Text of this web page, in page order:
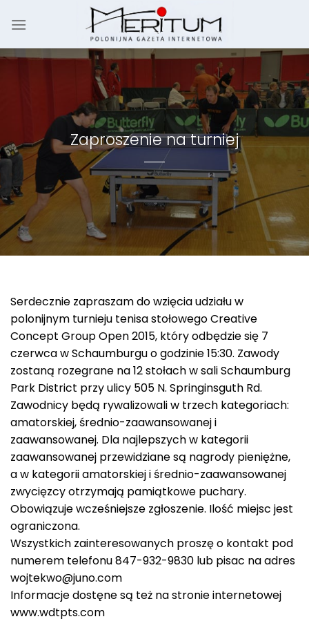
Zaproszenie na turniej
Serdecznie zapraszam do wzięcia udziału w
polonijnym turnieju tenisa stołowego Creative
Concept Group Open 2015, który odbędzie się 7
czerwca w Schaumburgu o godzinie 15:30. Zawody
zostaną rozegrane na 12 stołach w sali Schaumburg
Park District przy ulicy 505 N. Springinsguth Rd.
Zawodnicy będą rywalizowali w trzech kategoriach:
amatorskiej, średnio-zaawansowanej i
zaawansowanej. Dla najlepszych w kategorii
zaawansowanej przewidziane są nagrody pieniężne,
a w kategorii amatorskiej i średnio-zaawansowanej
zwycięzcy otrzymają pamiątkowe puchary.
Obowiązuje wcześniejsze zgłoszenie. Ilość miejsc jest
ograniczona.
Wszystkich zainteresowanych proszę o kontakt pod
numerem telefonu 847-932-9830 lub pisac na adres
wojtekwo@juno.com
Informacje dostęne są też na stronie internetowej
www.wdtpts.com